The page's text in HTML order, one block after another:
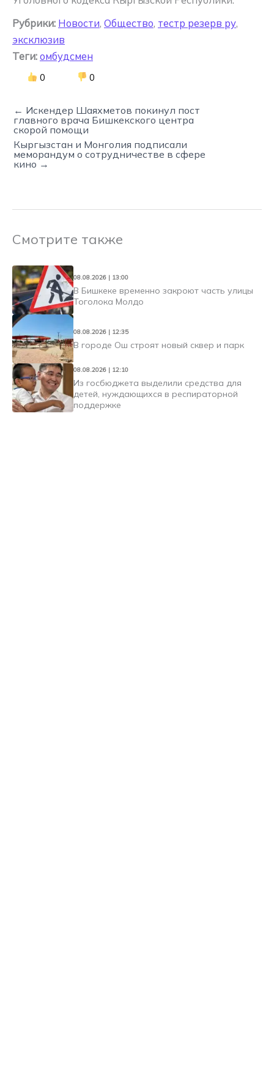
Рубрики: Новости, Общество, тестр резерв ру,
эксклюзив
Теги: омбудсмен
0 0
← Искендер Шаяхметов покинул пост
главного врача Бишкекского центра
скорой помощи
Кыргызстан и Монголия подписали
меморандум о сотрудничестве в сфере
кино →
Смотрите также
08.08.2026 | 13:00
В Бишкеке временно закроют часть улицы
Тоголока Молдо
08.08.2026 | 12:35
В городе Ош строят новый сквер и парк
08.08.2026 | 12:10
Из госбюджета выделили средства для
детей, нуждающихся в респираторной
поддержке